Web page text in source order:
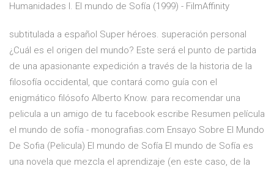
Humanidades I. El mundo de Sofía (1999) - FilmAffinity
subtitulada a español Super héroes. superación personal
¿Cuál es el origen del mundo? Este será el punto de partida
de una apasionante expedición a través de la historia de la
filosofía occidental, que contará como guía con el
enigmático filósofo Alberto Know. para recomendar una
pelicula a un amigo de tu facebook escribe Resumen película
el mundo de sofía - monografias.com Ensayo Sobre El Mundo
De Sofia (Pelicula) El mundo de Sofía El mundo de Sofía es
una novela que mezcla el aprendizaje (en este caso, de la